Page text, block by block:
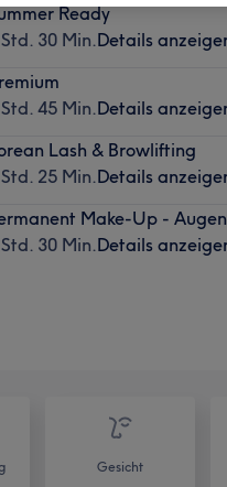
Ready
30 Min.Details
45 Min.Details
Lash & Browlifting
25 Min.Details
Make-Up -
30 Min.Details
Gesicht